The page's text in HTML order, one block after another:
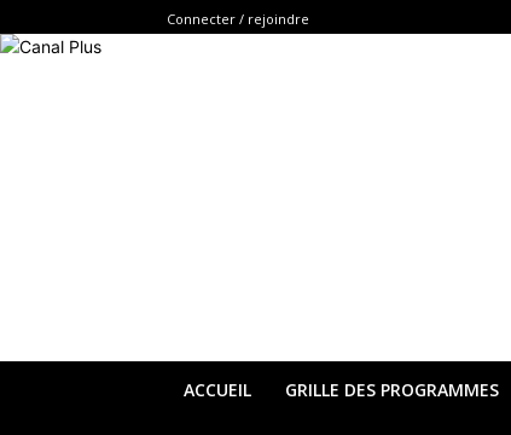
Connecter / rejoindre
ACCUEIL GRILLE DES PROGRAMMES